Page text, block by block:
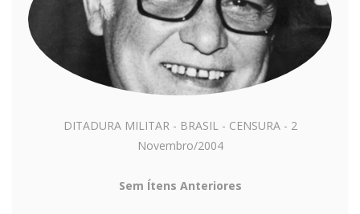
DITADURA MILITAR - BRASIL - CENSURA - 2
Novembro/2004
Sem Ítens Anteriores